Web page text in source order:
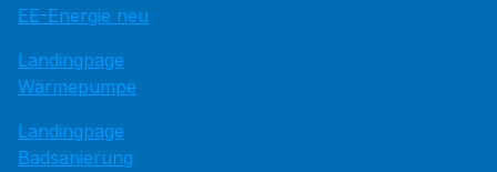
EE-Energie neu
Landingpage
Wärmepumpe
Landingpage
Badsanierung